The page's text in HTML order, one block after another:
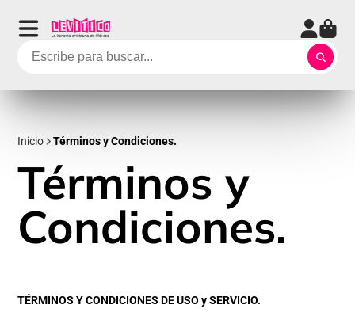
Inicio Términos y Condiciones.
Términos y
Condiciones.
TÉRMINOS Y CONDICIONES DE USO y SERVICIO.